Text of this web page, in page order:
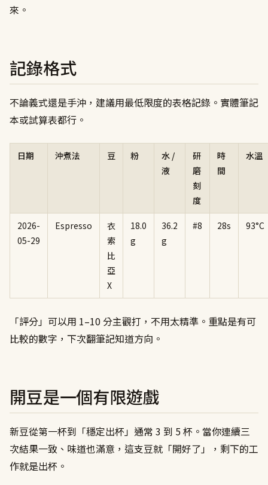
來。
記錄格式
不論義式還是手沖，建議用最低限度的表格記錄。實體筆記
本或試算表都行。
日期 沖煮法 豆 粉
水 /
液
研
磨
刻
度
時
間
水溫
2026-
05-29
Espresso
衣
索
比
亞
X
18.0
g
36.2
g
#8 28s 93°C
「評分」可以用 1–10 分主觀打，不用太精準。重點是有可
比較的數字，下次翻筆記知道方向。
開豆是一個有限遊戲
新豆從第一杯到「穩定出杯」通常 3 到 5 杯。當你連續三
次結果一致、味道也滿意，這支豆就「開好了」，剩下的工
作就是出杯。